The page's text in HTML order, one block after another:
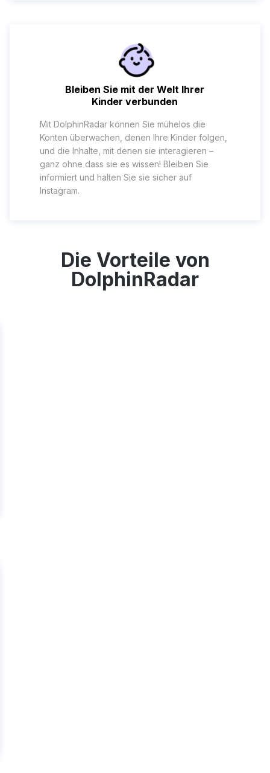
Bleiben Sie mit der Welt Ihrer
Kinder verbunden
Mit DolphinRadar können Sie mühelos die
Konten überwachen, denen Ihre Kinder folgen,
und die Inhalte, mit denen sie interagieren –
ganz ohne dass sie es wissen! Bleiben Sie
informiert und halten Sie sie sicher auf
Instagram.
Die Vorteile von
DolphinRadar